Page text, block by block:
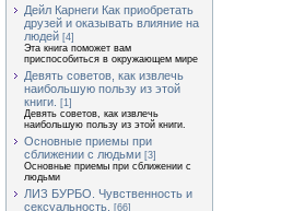
Дейл Карнеги Как приобретать
друзей и оказывать влияние на
людей [4]
Эта книга поможет вам
приспособиться в окружающем мире
Девять советов, как извлечь
наибольшую пользу из этой
книги.
[1]
Девять советов, как извлечь
наибольшую пользу из этой книги.
Основные приемы при
сближении с людьми [3]
Основные приемы при сближении с
людьми
ЛИЗ БУРБО. Чувственность и
сексуальность.
[66]